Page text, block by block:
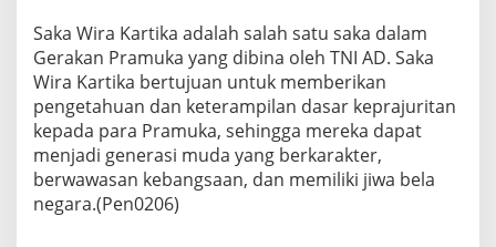
Saka Wira Kartika adalah salah satu saka dalam
Gerakan Pramuka yang dibina oleh TNI AD. Saka
Wira Kartika bertujuan untuk memberikan
pengetahuan dan keterampilan dasar keprajuritan
kepada para Pramuka, sehingga mereka dapat
menjadi generasi muda yang berkarakter,
berwawasan kebangsaan, dan memiliki jiwa bela
negara.(Pen0206)